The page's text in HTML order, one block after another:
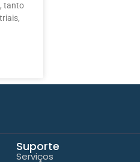
tanto
Suporte
Serviços